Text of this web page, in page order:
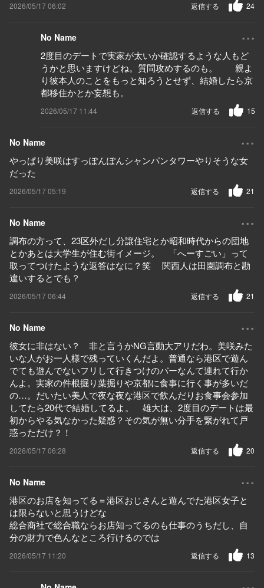
2026/05/17 06:02 24
返信する
No Name ...
2度目のデートで実家が太いか確認するような人もど
うかと思いますけどね。質問攻めするのも。 親よ
り彼本人のことをもっと知ろうとせず、結婚したら京
都移住かとか妄想も。
2026/05/17 11:44 15
返信する
No Name ...
やっぱり美咲はすっぽんぽんシャンパンタワーやりそうな女
だった
2026/05/17 05:19 21
返信する
No Name ...
調布の方って、23区外だし分譲住宅とか昭和時代からの団地
とかあとは大学生が住む街イメージ。 「へーすごい」って
取ってつけたような返答はなに？笑 関西人は田園調布と勘
違いするとでも？
2026/05/17 06:44 21
返信する
No Name ...
彼女に非はない？ 非と言うかNG言動大アリだわ。美咲みた
いな人がお一人様で残っていくんだよ。普通なら港区で遊ん
でても遊んでないフリして行きつけのバーなんて連れて行か
んよ。実家の件根掘り葉掘りや京都に食事に行く事が多いだ
の…。だいたい美人で夜な夜な港区で飲んだりお食事会参加
してたら20代で結婚してるよ。 雄大は、2度目のデートは最
初からやる気なかった疑惑？その気が無い分手を繋がれて戸
惑っただけ？！
2026/05/17 06:28 20
返信する
No Name ...
港区のお店を知ってる＝港区おじさんと遊んでた港区女子と
は限らないと思うけどな
総合商社で総合職ならお店知ってるのも仕事のうちだし、自
分の財力で色んなところ行けるのでは
2026/05/17 11:20 13
返信する
...